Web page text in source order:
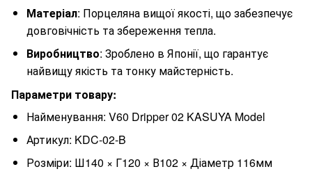
Матеріал: Порцеляна вищої якості, що забезпечує
довговічність та збереження тепла.
Виробництво: Зроблено в Японії, що гарантує
найвищу якість та тонку майстерність.
Параметри товару:
Найменування: V60 Dripper 02 KASUYA Model
Артикул: KDC-02-B
Розміри: Ш140 × Г120 × В102 × Діаметр 116мм